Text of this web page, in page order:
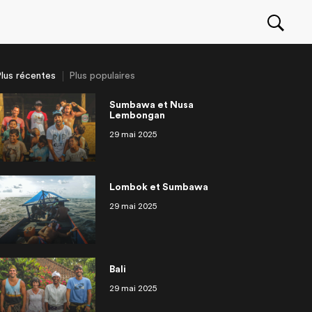
Seawolf movie : behind
Pete Devries
une entreprise à
deau douce
récentes Plus populaires
Sumbawa et Nusa
Lembongan
29 mai 2025
Lombok et Sumbawa
29 mai 2025
Bali
29 mai 2025